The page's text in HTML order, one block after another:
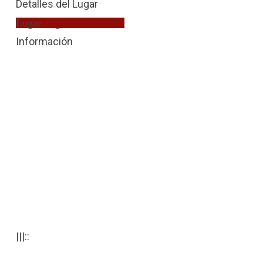
Detalles del Lugar
LugarJuzgado de Guardia
Información
|||::